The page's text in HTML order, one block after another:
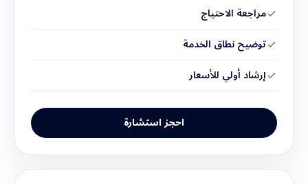
مراجعة الاحتياج
توضيح نطاق الخدمة
إرشاد أولي للأسعار
احجز استشارة